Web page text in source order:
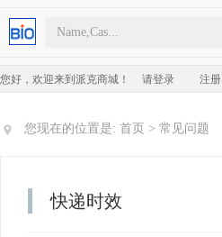
您好，欢迎来到派克商城！ 请登录 注册
您现在的位置是: 首页 > 常见问题
快递时效